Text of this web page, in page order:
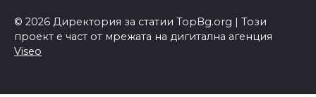
© 2026 Директория за статии TopBg.org | Този
проект е част от мрежата на дигитална агенция
Viseo